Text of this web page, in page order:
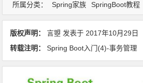
所属分类： Spring家族 SpringBoot教程
版权声明： 言曌 发表于 2017年10月29日
转载注明：
Spring Boot入门(4)-事务管理